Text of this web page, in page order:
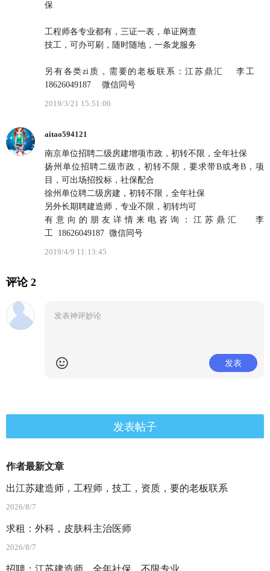
保
工程师各专业都有，三证一表，单证网查
技工，可办可刷，随时随地，一条龙服务
另有各类zi质，需要的老板联系：江苏鼎汇 李工
18626049187 微信同号
2019/3/21 15:51:06
aitao594121
南京单位招聘二级房建增项市政，初转不限，全年社保
扬州单位招聘二级市政，初转不限，要求带B或考B，项
目，可出场招投标，社保配合
徐州单位聘二级房建，初转不限，全年社保
另外长期聘建造师，专业不限，初转均可
有意向的朋友详情来电咨询：江苏鼎汇 李
工 18626049187 微信同号
2019/4/9 11:13:45
评论 2
发表
发表帖子
作者最新文章
出江苏建造师，工程师，技工，资质，要的老板联系
2026/8/7
求租：外科，皮肤科主治医师
2026/8/7